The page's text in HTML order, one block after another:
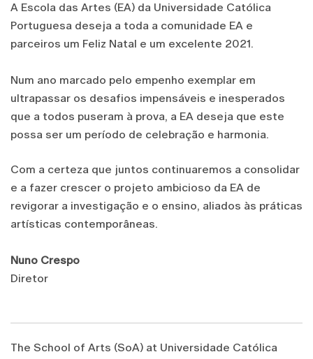
A Escola das Artes (EA) da Universidade Católica
Portuguesa deseja a toda a comunidade EA e
parceiros um Feliz Natal e um excelente 2021.
Num ano marcado pelo empenho exemplar em
ultrapassar os desafios impensáveis e inesperados
que a todos puseram à prova, a EA deseja que este
possa ser um período de celebração e harmonia.
Com a certeza que juntos continuaremos a consolidar
e a fazer crescer o projeto ambicioso da EA de
revigorar a investigação e o ensino, aliados às práticas
artísticas contemporâneas.
Nuno Crespo
Diretor
The School of Arts (SoA) at Universidade Católica